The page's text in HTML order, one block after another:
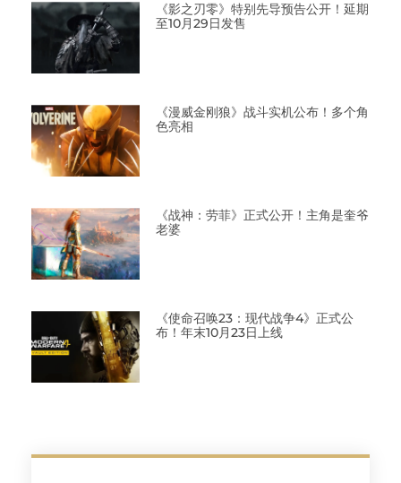
《影之刃零》特别先导预告公开！延期
至10月29日发售
《漫威金刚狼》战斗实机公布！多个角
色亮相
《战神：劳菲》正式公开！主角是奎爷
老婆
《使命召唤23：现代战争4》正式公
布！年末10月23日上线